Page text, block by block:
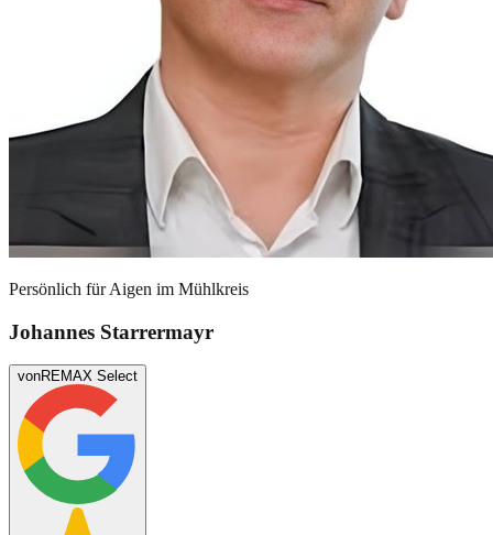
Persönlich fürAigen im Mühlkreis
Johannes Starrermayr
vonREMAX Select